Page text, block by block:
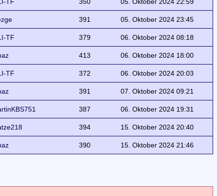
391 05. Oktober 2024 23:45
TF 379 06. Oktober 2024 08:18
413 06. Oktober 2024 18:00
TF 372 06. Oktober 2024 20:03
391 07. Oktober 2024 09:21
387 06. Oktober 2024 19:31
394 15. Oktober 2024 20:40
390 15. Oktober 2024 21:46